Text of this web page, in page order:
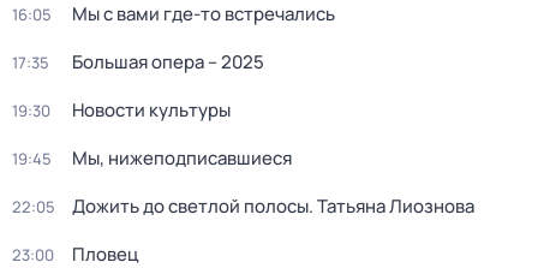
16:05 Мы с вами где-то встречались
17:35 Большая опера – 2025
19:30 Новости культуры
19:45 Мы, нижеподписавшиеся
22:05 Дожить до светлой полосы. Татьяна Лиознова
23:00 Пловец